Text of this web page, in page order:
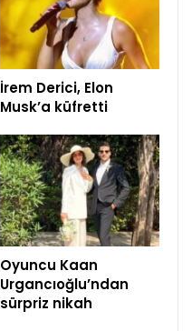
İrem Derici, Elon
Musk’a küfretti
Oyuncu Kaan
Urgancıoğlu’ndan
sürpriz nikah